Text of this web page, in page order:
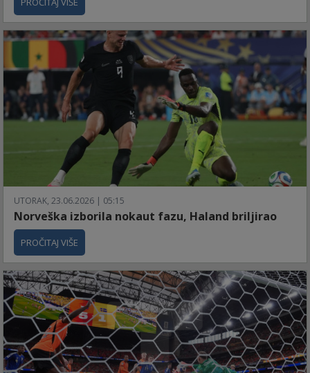
UTORAK, 23.06.2026 | 05:15
Norveška izborila nokaut fazu, Haland briljirao
PROČITAJ VIŠE